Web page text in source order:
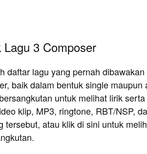
Lagu 3 Composer
daftar lagu yang pernah
baik dalam bentuk single maupun
untuk melihat lirik
klip, MP3, ringtone, RBT/NSP,
tersebut, atau klik di sini untuk